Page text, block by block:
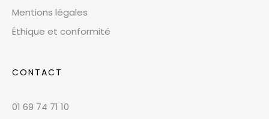
Mentions légales
Éthique et conformité
CONTACT
01 69 74 71 10